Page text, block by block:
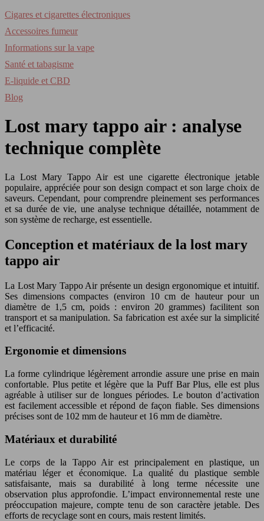
Cigares et cigarettes électroniques
Accessoires fumeur
Informations sur la vape
Santé et tabagisme
E-liquide et CBD
Blog
Lost mary tappo air : analyse
technique complète
La Lost Mary Tappo Air est une cigarette électronique jetable
populaire, appréciée pour son design compact et son large choix de
saveurs. Cependant, pour comprendre pleinement ses performances
et sa durée de vie, une analyse technique détaillée, notamment de
son système de recharge, est essentielle.
Conception et matériaux de la lost mary
tappo air
La Lost Mary Tappo Air présente un design ergonomique et intuitif.
Ses dimensions compactes (environ 10 cm de hauteur pour un
diamètre de 1,5 cm, poids : environ 20 grammes) facilitent son
transport et sa manipulation. Sa fabrication est axée sur la simplicité
et l’efficacité.
Ergonomie et dimensions
La forme cylindrique légèrement arrondie assure une prise en main
confortable. Plus petite et légère que la Puff Bar Plus, elle est plus
agréable à utiliser sur de longues périodes. Le bouton d’activation
est facilement accessible et répond de façon fiable. Ses dimensions
précises sont de 102 mm de hauteur et 16 mm de diamètre.
Matériaux et durabilité
Le corps de la Tappo Air est principalement en plastique, un
matériau léger et économique. La qualité du plastique semble
satisfaisante, mais sa durabilité à long terme nécessite une
observation plus approfondie. L’impact environnemental reste une
préoccupation majeure, compte tenu de son caractère jetable. Des
efforts de recyclage sont en cours, mais restent limités.